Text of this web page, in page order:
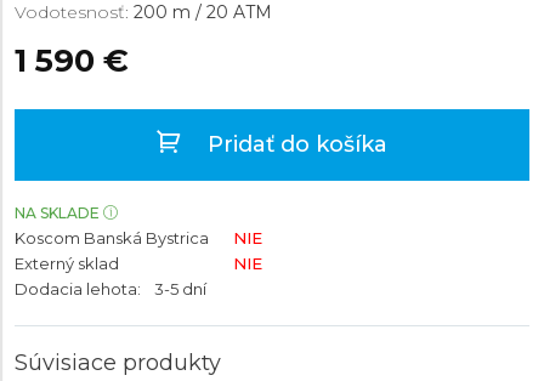
Vodotesnosť: 200 m / 20 ATM
1 590 €
Pridať do košíka
NA SKLADE
Koscom Banská Bystrica
NIE
Externý sklad
NIE
Dodacia lehota:
3-5 dní
Súvisiace produkty